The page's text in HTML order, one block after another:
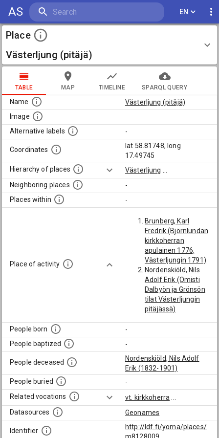
AS EN
Place
Västerljung (pitäjä)
TABLE MAP TIMELINE SPARQL QUERY
Name
Västerljung (pitäjä)
Image
Alternative labels
-
Coordinates
lat 58.81748, long
17.49745
Hierarchy of places
Västerljung
Neighboring places
-
Places within
-
Place of activity
Brunberg, Karl
Fredrik (Björnlundan
kirkkoherran
apulainen 1776,
Västerljungin 1791)
Nordenskiöld, Nils
Adolf Erik (Omisti
Dalbyön ja Grönsön
tilat Västerljungin
pitäjässä)
kirkkoherra 1681)
People born
-
People baptized
-
People deceased
Nordenskiöld, Nils Adolf
Erik (1832-1901)
People buried
-
Related vocations
vt. kirkkoherra
Datasources
Geonames
Identifier
http://ldf.fi/yoma/places/